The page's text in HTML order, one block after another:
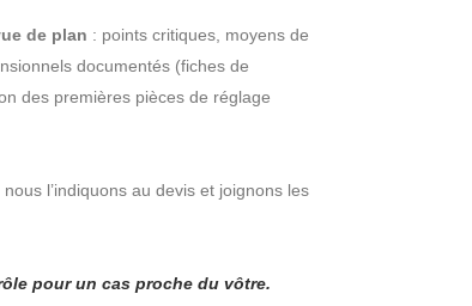
de plan : points critiques, moyens de
documentés (fiches de
des premières pièces de réglage
l’indiquons au devis et joignons les
pour un cas proche du vôtre.